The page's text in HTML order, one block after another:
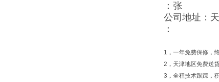
：张
公司地址：
：
1，一年免费保修，
2，天津地区免费送
3，全程技术跟踪，